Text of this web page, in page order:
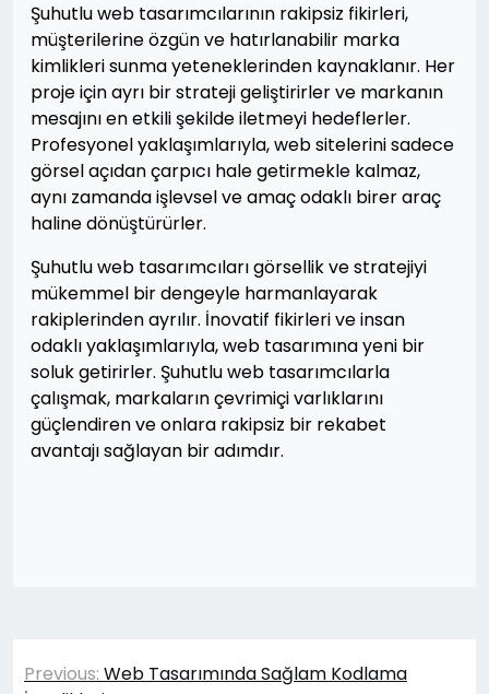
Şuhutlu web tasarımcılarının rakipsiz fikirleri,
müşterilerine özgün ve hatırlanabilir marka
kimlikleri sunma yeteneklerinden kaynaklanır. Her
proje için ayrı bir strateji geliştirirler ve markanın
mesajını en etkili şekilde iletmeyi hedeflerler.
Profesyonel yaklaşımlarıyla, web sitelerini sadece
görsel açıdan çarpıcı hale getirmekle kalmaz,
aynı zamanda işlevsel ve amaç odaklı birer araç
haline dönüştürürler.
Şuhutlu web tasarımcıları görsellik ve stratejiyi
mükemmel bir dengeyle harmanlayarak
rakiplerinden ayrılır. İnovatif fikirleri ve insan
odaklı yaklaşımlarıyla, web tasarımına yeni bir
soluk getirirler. Şuhutlu web tasarımcılarla
çalışmak, markaların çevrimiçi varlıklarını
güçlendiren ve onlara rakipsiz bir rekabet
avantajı sağlayan bir adımdır.
Yazı
Previous: Web Tasarımında Sağlam Kodlama